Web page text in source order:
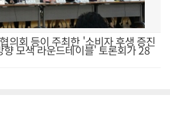
의회 등이 주최한 '소비자 후생 증진
모색 라운드테이블' 토론회가 28